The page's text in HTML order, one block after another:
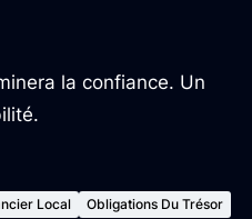
la confiance. Un
Local
Obligations Du Trésor